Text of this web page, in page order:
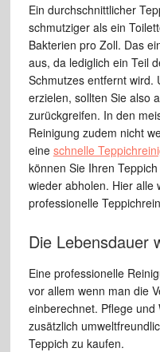
Ein durchschnittlicher
schmutziger als ein
Bakterien pro Zoll. Das
aus, da lediglich ein Teil
Schmutzes entfernt wird.
erzielen, sollten Sie also
zurückgreifen. In den
Reinigung zudem nicht
eine schnelle
können Sie Ihren
wieder abholen. Hier alle
professionelle
Die Lebensdauer
Eine professionelle
vor allem wenn man die
einberechnet. Pflege
zusätzlich
Teppich zu kaufen.